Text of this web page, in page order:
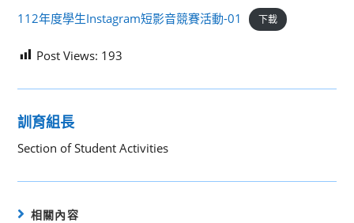
112年度學生Instagram短影音競賽活動-01 下載
Post Views: 193
訓育組長
Section of Student Activities
相關內容